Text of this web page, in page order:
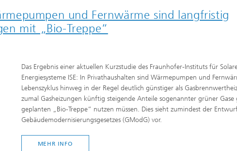
und Fernwärme sind langfristig
mit „Bio-Treppe“
Das Ergebnis einer aktuellen Kurzstudie des Fraunhofer-Instituts für
Energiesysteme ISE: In Privathaushalten sind Wärmepumpen und
Lebenszyklus hinweg in der Regel deutlich günstiger als
zumal Gasheizungen künftig steigende Anteile sogenannter grüner Gase
geplanten „Bio-Treppe“ nutzen müssen. Dies sieht zumindest der
Gebäudemodernisierungsgesetzes (GModG) vor.
MEHR INFO